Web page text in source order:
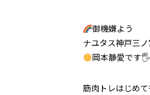
御機嫌よう
ナユタス神戸三
岡本静愛です🖐
筋肉トレはじめて